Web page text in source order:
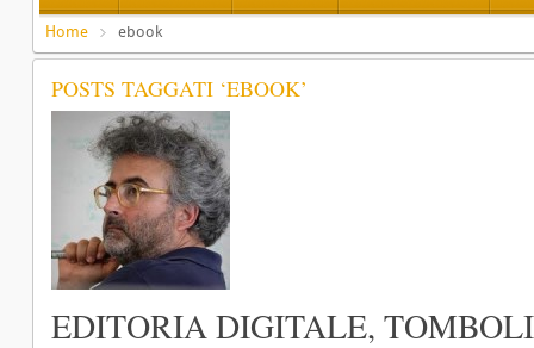
Home ebook
POSTS TAGGATI ‘EBOOK’
EDITORIA DIGITALE,